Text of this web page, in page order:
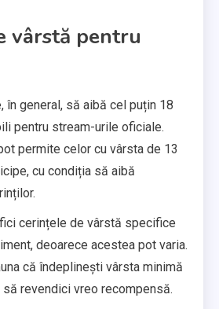
vârstă pentru
în general, să aibă cel puțin 18
pentru stream-urile oficiale.
permite celor cu vârsta de 13
cu condiția să aibă
cerințele de vârstă specifice
deoarece acestea pot varia.
că îndeplinești vârsta minimă
revendici vreo recompensă.